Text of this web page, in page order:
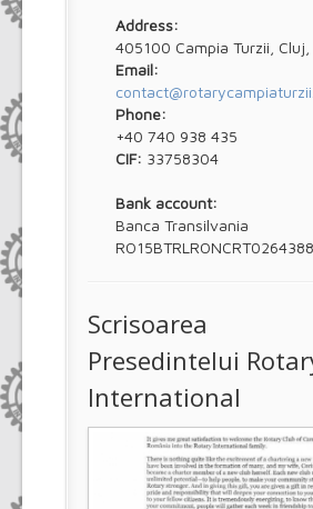
Address:
405100 Campia Turzii, Cluj,
Email:
Phone:
+40 740 938 435
CIF: 33758304
Bank account:
Banca Transilvania
Scrisoarea
Presedintelui
International